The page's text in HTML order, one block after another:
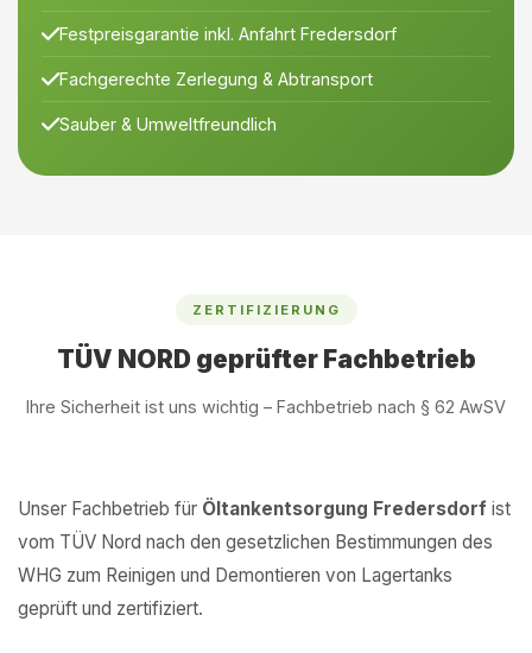
Festpreisgarantie inkl. Anfahrt Fredersdorf
Fachgerechte Zerlegung & Abtransport
Sauber & Umweltfreundlich
ZERTIFIZIERUNG
TÜV NORD geprüfter Fachbetrieb
Ihre Sicherheit ist uns wichtig – Fachbetrieb nach § 62 AwSV
Unser Fachbetrieb für Öltankentsorgung Fredersdorf ist
vom TÜV Nord nach den gesetzlichen Bestimmungen des
WHG zum Reinigen und Demontieren von Lagertanks
geprüft und zertifiziert.